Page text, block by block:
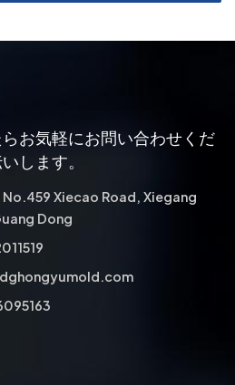
納期を明確にしてください。 カスタ
ービス熱処理、表面コーティン
頼性の高い金型部品の基盤サプライ
型部品 品質と耐久性。以下を確認
社内処理高度な金型加工設備（高精
研削）さらに、より厳しい公差とよ
ための社内能力も備えています。
ついては、お問い合わせくださ
DFMに関する専門知識信頼できる
性設計）に関する専門知識を提供
できます。 複雑な部品（例：EVバ
お気軽にお問い合わせくだ
します。
Xiecao Road, Xiegang
Dong